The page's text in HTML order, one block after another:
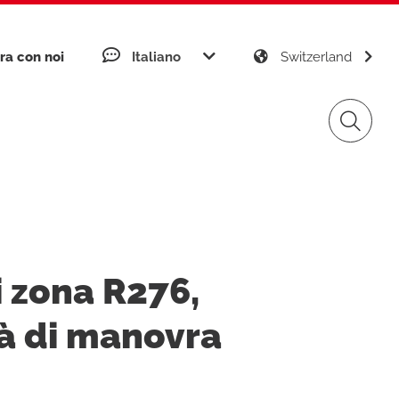
aziendali
APP K-DOMO
con noi Italiano Switzerland
R276,
di manovra